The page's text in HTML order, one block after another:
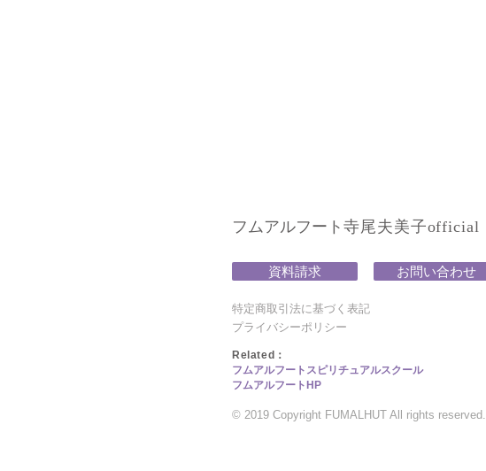
フムアルフート 寺尾夫美子official
資料請求 お問い合わせ
特定商取引法に基づく表記
プライバシーポリシー
​Related：
フムアルフートスピリチュアルスクール
フムアルフートHP
© 2019 Copyright FUMALHUT All rights reserved.